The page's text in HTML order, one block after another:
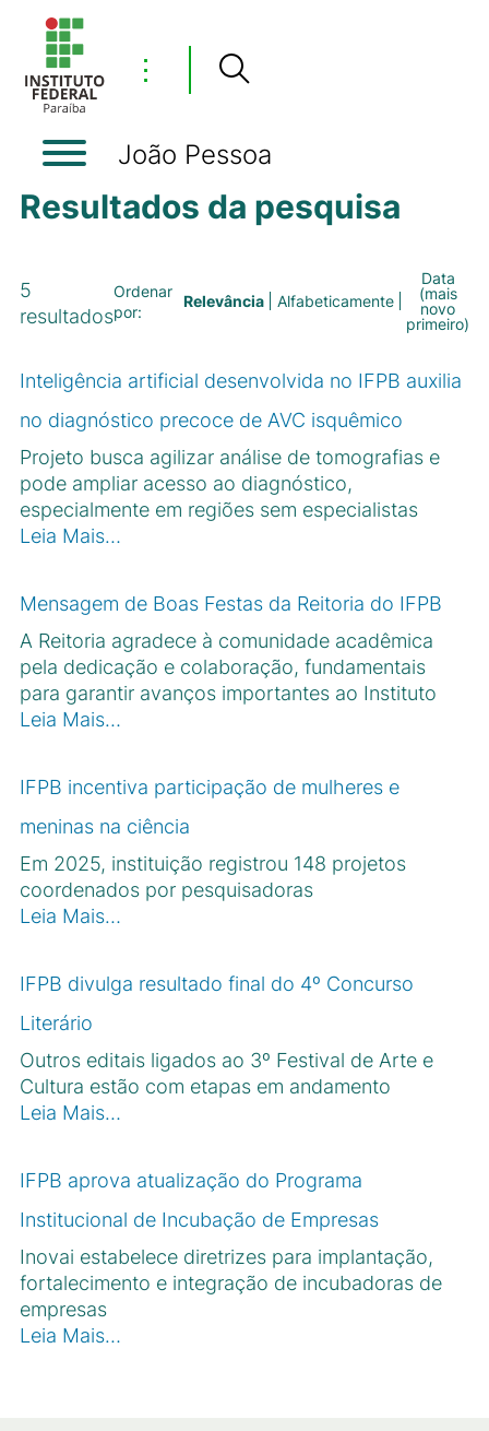
⋮
João Pessoa
Resultados da pesquisa
5
resultados
Ordenar
por:
Relevância Alfabeticamente
Data
(mais
novo
primeiro)
Inteligência artificial desenvolvida no IFPB auxilia
no diagnóstico precoce de AVC isquêmico
Projeto busca agilizar análise de tomografias e
pode ampliar acesso ao diagnóstico,
especialmente em regiões sem especialistas
Leia Mais…
Mensagem de Boas Festas da Reitoria do IFPB
A Reitoria agradece à comunidade acadêmica
pela dedicação e colaboração, fundamentais
para garantir avanços importantes ao Instituto
Leia Mais…
IFPB incentiva participação de mulheres e
meninas na ciência
Em 2025, instituição registrou 148 projetos
coordenados por pesquisadoras
Leia Mais…
IFPB divulga resultado final do 4º Concurso
Literário
Outros editais ligados ao 3º Festival de Arte e
Cultura estão com etapas em andamento
Leia Mais…
IFPB aprova atualização do Programa
Institucional de Incubação de Empresas
Inovai estabelece diretrizes para implantação,
fortalecimento e integração de incubadoras de
empresas
Leia Mais…